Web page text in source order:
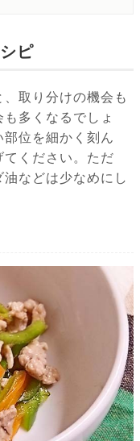
ピ
取り分けの機会も
多くなるでしょ
位を細かく刻ん
ください。ただ
などは少なめにし